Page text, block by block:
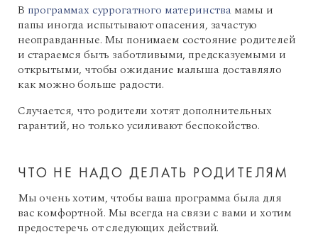
В программах суррогатного материнствамамы и
папы иногда испытывают опасения, зачастую
неоправданные. Мы понимаем состояние родителей
и стараемся быть заботливыми, предсказуемыми и
открытыми, чтобы ожидание малыша доставляло
как можно больше радости.
Случается, что родители хотят дополнительных
гарантий, но только усиливают беспокойство.
ЧТО НЕ НАДО ДЕЛАТЬ РОДИТЕЛЯМ
Мы очень хотим, чтобы ваша программа была для
вас комфортной. Мы всегда на связи с вами и хотим
предостеречь от следующих действий.